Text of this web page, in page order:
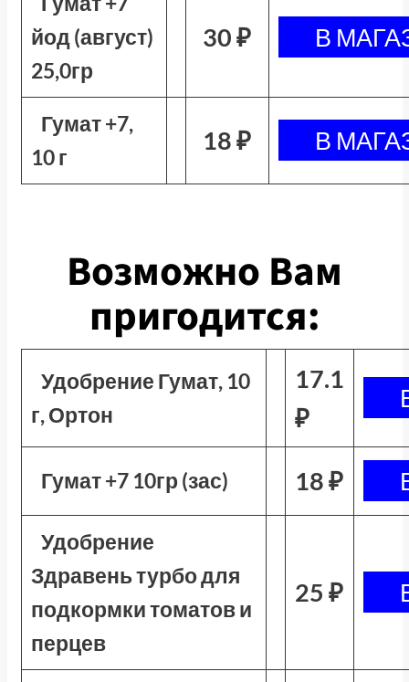
йод (август)
25,0гр
30 ₽
Гумат +7,
10 г
18 ₽
Возможно Вам
пригодится:
Удобрение Гумат, 10
г, Ортон
17.1
₽
Гумат +7 10гр (зас) 18 ₽
Удобрение
Здравень турбо для
подкормки томатов и
перцев
25 ₽